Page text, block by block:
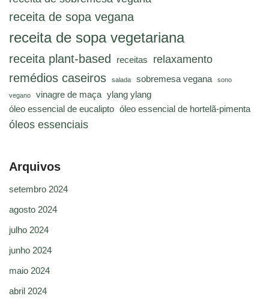
receita de sopa vegana
receita de sopa vegetariana
receita plant-based receitas relaxamento
remédios caseiros salada sobremesa vegana sono
vegano vinagre de maça ylang ylang
óleo essencial de eucalipto óleo essencial de hortelã-pimenta
óleos essenciais
Arquivos
setembro 2024
agosto 2024
julho 2024
junho 2024
maio 2024
abril 2024